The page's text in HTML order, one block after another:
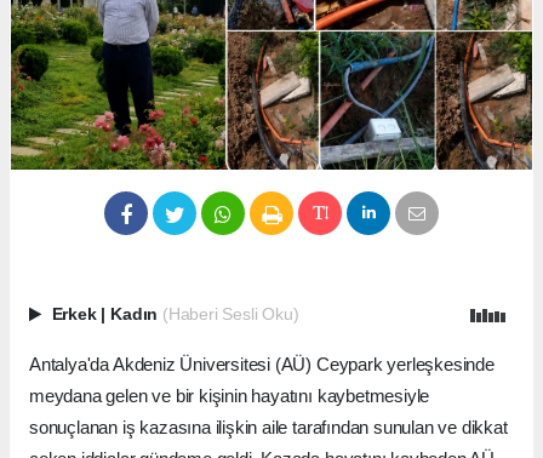
Erkek | Kadın (Haberi Sesli Oku)
Antalya'da Akdeniz Üniversitesi (AÜ) Ceypark yerleşkesinde
meydana gelen ve bir kişinin hayatını kaybetmesiyle
sonuçlanan iş kazasına ilişkin aile tarafından sunulan ve dikkat